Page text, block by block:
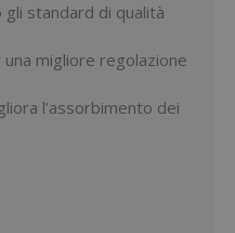
gli standard di qualità
migliore regolazione
l’assorbimento dei